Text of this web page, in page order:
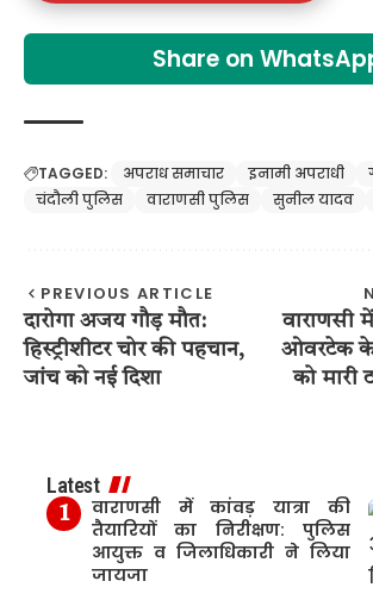
Share on
TAGGED: अपराध समाचार इनामी अपराधी
चंदौली पुलिस
वाराणसी पुलिस सुनील यादव
PREVIOUS ARTICLE
दारोगा अजय गौड़ मौत:
हिस्ट्रीशीटर चोर की पहचान,
जांच को नई दिशा
वाराणसी
ओवरटेक के
को मारी
Latest
वाराणसी में कांवड़ यात्रा की
तैयारियों का निरीक्षण: पुलिस
आयुक्त व जिलाधिकारी ने लिया
जायजा